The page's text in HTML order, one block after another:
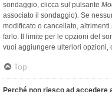
sondaggio, clicca sul pulsante
associato il sondaggio). Se
modificato o cancellato,
farlo. Il limite per le opzioni del
vuoi aggiungere ulteriori opzioni,
Top
Perché non riesco ad accedere